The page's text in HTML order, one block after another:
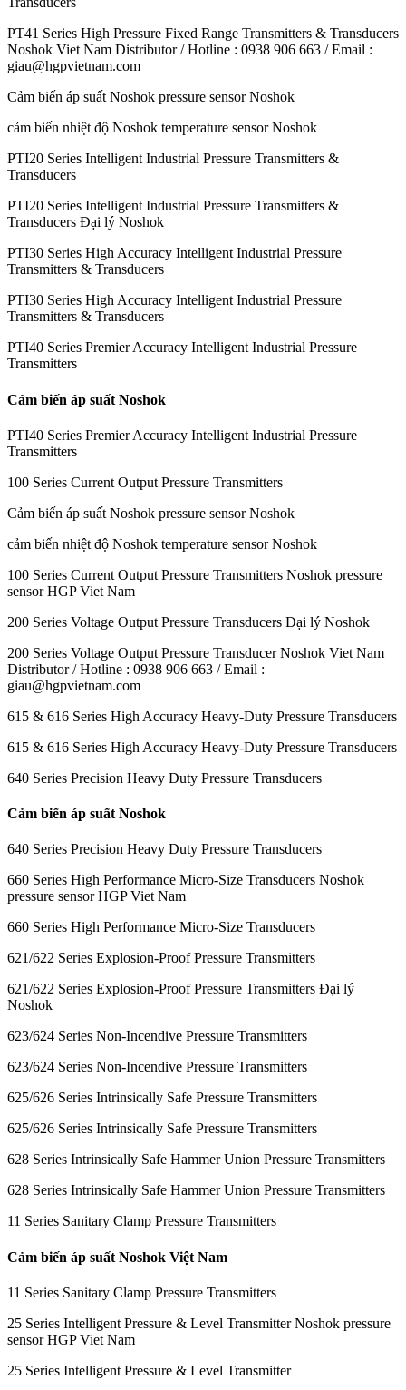
PT41 Series High Pressure Fixed Range Transmitters & Transducers
Noshok Viet Nam Distributor / Hotline : 0938 906 663 / Email :
giau@hgpvietnam.com
Cảm biến áp suất Noshok pressure sensor Noshok
cảm biến nhiệt độ Noshok temperature sensor Noshok
PTI20 Series Intelligent Industrial Pressure Transmitters &
Transducers
PTI20 Series Intelligent Industrial Pressure Transmitters &
Transducers Đại lý Noshok
PTI30 Series High Accuracy Intelligent Industrial Pressure
Transmitters & Transducers
PTI30 Series High Accuracy Intelligent Industrial Pressure
Transmitters & Transducers
PTI40 Series Premier Accuracy Intelligent Industrial Pressure
Transmitters
Cảm biến áp suất Noshok
PTI40 Series Premier Accuracy Intelligent Industrial Pressure
Transmitters
100 Series Current Output Pressure Transmitters
Cảm biến áp suất Noshok pressure sensor Noshok
cảm biến nhiệt độ Noshok temperature sensor Noshok
100 Series Current Output Pressure Transmitters Noshok pressure
sensor HGP Viet Nam
200 Series Voltage Output Pressure Transducers Đại lý Noshok
200 Series Voltage Output Pressure Transducer Noshok Viet Nam
Distributor / Hotline : 0938 906 663 / Email :
giau@hgpvietnam.com
615 & 616 Series High Accuracy Heavy-Duty Pressure Transducers
615 & 616 Series High Accuracy Heavy-Duty Pressure Transducers
640 Series Precision Heavy Duty Pressure Transducers
Cảm biến áp suất Noshok
640 Series Precision Heavy Duty Pressure Transducers
660 Series High Performance Micro-Size Transducers Noshok
pressure sensor HGP Viet Nam
660 Series High Performance Micro-Size Transducers
621/622 Series Explosion-Proof Pressure Transmitters
621/622 Series Explosion-Proof Pressure Transmitters Đại lý
Noshok
623/624 Series Non-Incendive Pressure Transmitters
623/624 Series Non-Incendive Pressure Transmitters
625/626 Series Intrinsically Safe Pressure Transmitters
625/626 Series Intrinsically Safe Pressure Transmitters
628 Series Intrinsically Safe Hammer Union Pressure Transmitters
628 Series Intrinsically Safe Hammer Union Pressure Transmitters
11 Series Sanitary Clamp Pressure Transmitters
Cảm biến áp suất Noshok Việt Nam
11 Series Sanitary Clamp Pressure Transmitters
25 Series Intelligent Pressure & Level Transmitter Noshok pressure
sensor HGP Viet Nam
25 Series Intelligent Pressure & Level Transmitter